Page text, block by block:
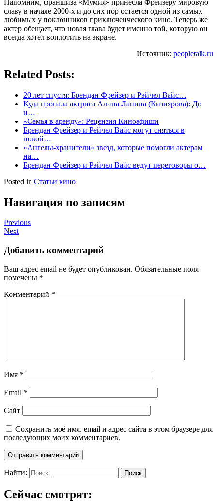
Напомним, франшиза «Мумия» принесла Фрейзеру мировую
славу в начале 2000-х и до сих пор остается одной из самых
любимых у поклонников приключенческого кино. Теперь же
актер обещает, что новая глава будет именно той, которую он
всегда хотел воплотить на экране.
Источник: peopletalk.ru
Related Posts:
20 лет спустя: Брендан Фрейзер и Рэйчел Вайс…
Куда пропала актриса Алина Ланина (Кизиярова): До
и…
«Семья в аренду»: Рецензия Киноафиши
Брендан Фрейзер и Рейчел Вайс могут сняться в
новой…
«Ангелы-хранители» звезд, которые помогли актерам
на…
Брендан Фрейзер и Рэйчел Вайс ведут переговоры о…
Posted in Статьи кино
Навигация по записям
Previous
Next
Добавить комментарий
Ваш адрес email не будет опубликован. Обязательные поля
помечены *
Комментарий *
Имя *
Email *
Сайт
Сохранить моё имя, email и адрес сайта в этом браузере для
последующих моих комментариев.
Найти:
Сейчас смотрят: